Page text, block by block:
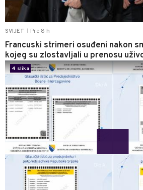
SVIJET Pre 8 h
Francuski strimeri osuđeni nakon
kojeg su zlostavljali u prenosu
4 slika